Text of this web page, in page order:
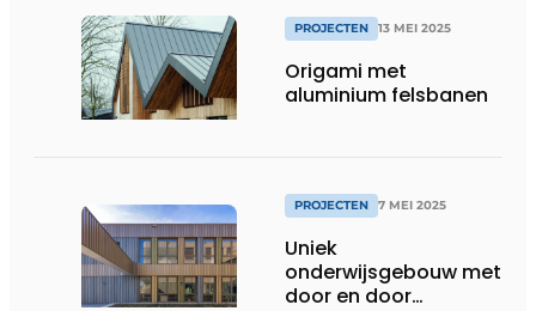
PROJECTEN 13 MEI 2025
Origami met
aluminium felsbanen
PROJECTEN 7 MEI 2025
Uniek
onderwijsgebouw met
door en door